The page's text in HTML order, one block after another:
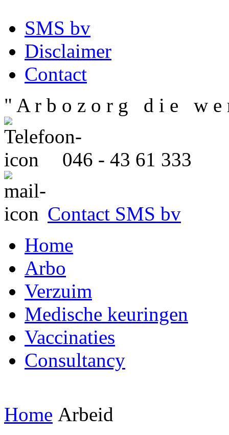
SMS bv
Disclaimer
Contact
" A r b o z o r g d i e w e
046 - 43 61 333
Contact SMS bv
Home
Arbo
Verzuim
Medische keuringen
Vaccinaties
Consultancy
Home Arbeid